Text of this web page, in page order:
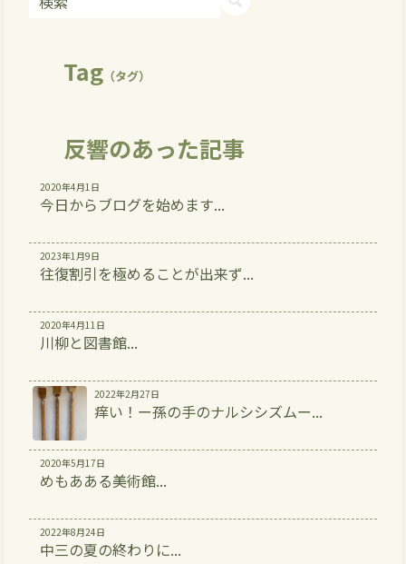
Tag（タグ）
反響のあった記事
2020年4月1日
今日からブログを始めます...
2023年1月9日
往復割引を極めることが出来ず...
2020年4月11日
川柳と図書館...
2022年2月27日
痒い！ー孫の手のナルシシズムー...
2020年5月17日
めもあある美術館...
2022年8月24日
中三の夏の終わりに...